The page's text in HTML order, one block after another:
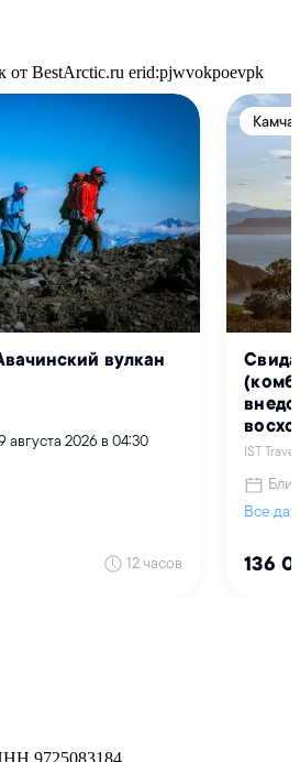
от BestArctic.ru erid:pjwvokpoevpk
9725083184